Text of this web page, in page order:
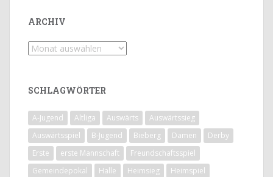
ARCHIV
Archiv
SCHLAGWÖRTER
A-Jugend Altliga Auswärts
Auswärtssieg
Auswärtsspiel
B-Jugend Bieberg Damen
Derby
Erste
erste Mannschaft
Freundschaftsspiel
Gemeindepokal
Halle Heimsieg
Heimspiel